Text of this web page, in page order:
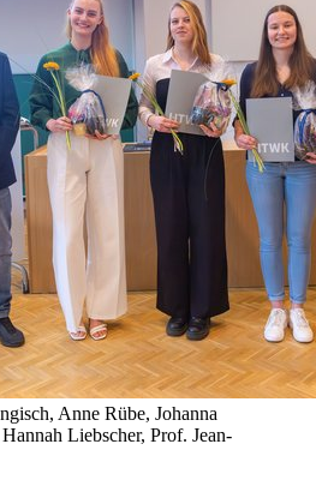
Anne Rübe, Johanna
Liebscher, Prof. Jean-